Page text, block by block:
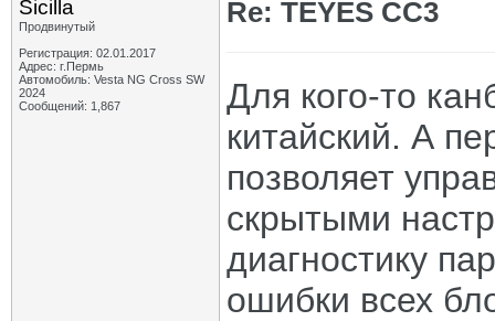
Sicilla
Продвинутый
Регистрация: 02.01.2017
Адрес: г.Пермь
Автомобиль: Vesta NG Cross SW
2024
Сообщений: 1,867
Re: TEYES CC3
Для кого-то
китайский. А
позволяет
скрытыми
диагностику
ошибки всех